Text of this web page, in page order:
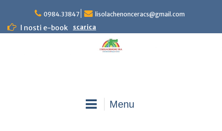
content
0984.33847 lisolachenonceracs@gmail.com
I nosti e-book scarica
Menu